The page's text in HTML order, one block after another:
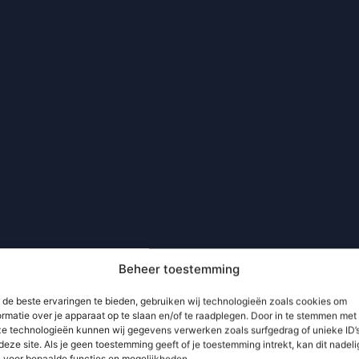
Beheer toestemming
de beste ervaringen te bieden, gebruiken wij technologieën zoals cookies om
over je apparaat op te slaan en/of te raadplegen. Door in te stemmen met
technologieën kunnen wij gegevens verwerken zoals surfgedrag of unieke
site. Als je geen toestemming geeft of je toestemming intrekt, kan dit